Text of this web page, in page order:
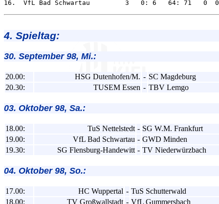
4. Spieltag:
30. September 98, Mi.:
20.00: HSG Dutenhofen/M. - SC Magdeburg
20.30:
TUSEM Essen - TBV Lemgo
03. Oktober 98, Sa.:
18.00: TuS Nettelstedt - SG W.M. Frankfurt
19.00:
VfL Bad Schwartau - GWD Minden
19.30:
SG Flensburg-Handewitt - TV Niederwürzbach
04. Oktober 98, So.:
17.00: HC Wuppertal - TuS Schutterwald
18.00:
TV Großwallstadt - VfL Gummersbach